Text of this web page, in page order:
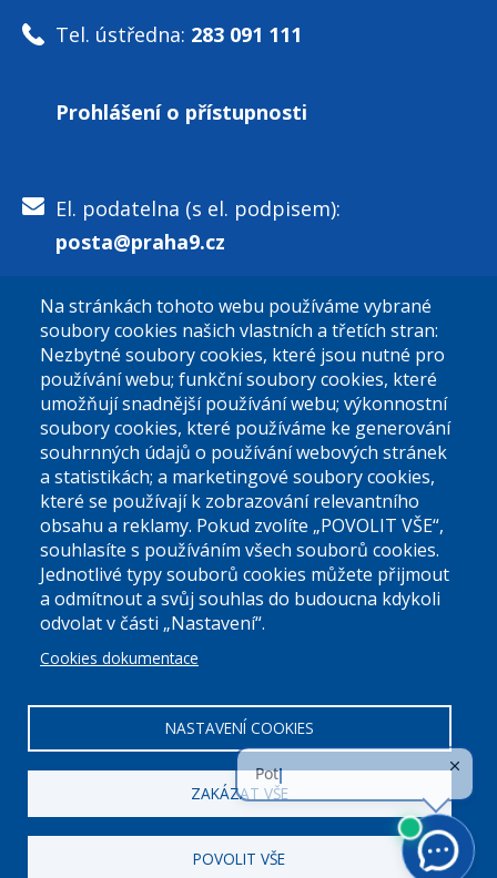
Tel. ústředna: 283 091 111
Prohlášení o přístupnosti
El. podatelna (s el. podpisem):
posta@praha9.cz
El. podatelna (bez el. podpisu):
podatelna@praha9.cz
Úřední dny:
Po a St: 08.00-12.00; 13.00-18.00
Úřední hodiny
00063894DIČ:CZ00063894
Na stránkách tohoto webu používáme vybrané
soubory cookies našich vlastních a třetích stran:
Nezbytné soubory cookies, které jsou nutné pro
používání webu; funkční soubory cookies, které
umožňují snadnější používání webu; výkonnostní
soubory cookies, které používáme ke generování
souhrnných údajů o používání webových stránek
a statistikách; a marketingové soubory cookies,
které se používají k zobrazování relevantního
obsahu a reklamy. Pokud zvolíte „POVOLIT VŠE“,
souhlasíte s používáním všech souborů cookies.
Jednotlivé typy souborů cookies můžete přijmout
a odmítnout a svůj souhlas do budoucna kdykoli
odvolat v části „Nastavení“.
Cookies dokumentace
NASTAVENÍ COOKIES
ZAKÁZAT VŠE
POVOLIT VŠE